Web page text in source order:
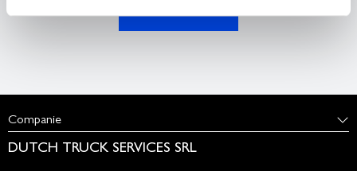
Companie
DUTCH TRUCK SERVICES SRL